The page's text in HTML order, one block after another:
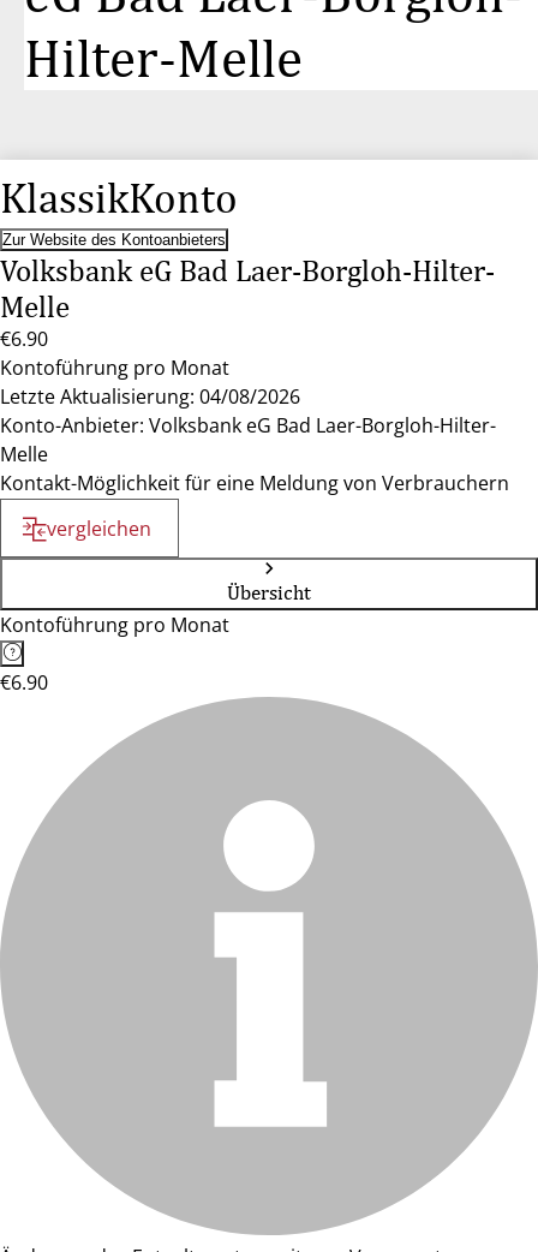
Hilter-Melle
KlassikKonto
Zur Website des Kontoanbieters
Volksbank eG Bad Laer-Borgloh-Hilter-
Melle
€6.90
Kontoführung pro Monat
Letzte Aktualisierung: 04/08/2026
Konto-Anbieter: Volksbank eG Bad Laer-Borgloh-Hilter-
Melle
Kontakt-Möglichkeit für eine Meldung von Verbrauchern
vergleichen
Übersicht
Kontoführung pro Monat
€6.90